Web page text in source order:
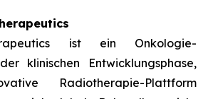
ist ein Onkologie-
klinischen Entwicklungsphase,
Radiotherapie-Plattform